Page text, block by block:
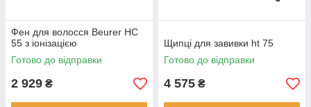
Фен для волосся Beurer HC
55 з іонізацією
Готово до відправки
2 929 ₴
Щипці для завивки ht 75
Готово до відправки
4 575 ₴